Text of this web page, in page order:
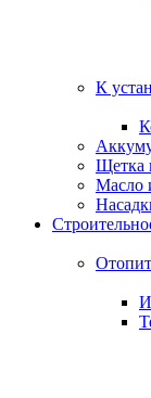
К
Щетка
Масло